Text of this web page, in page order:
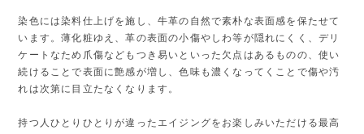
染色には染料仕上げを施し、牛革の自然で素朴な表面感を保たせて
います。薄化粧ゆえ、革の表面の小傷やしわ等が隠れにくく、デリ
ケートなため爪傷などもつき易いといった欠点はあるものの、使い
続けることで表面に艶感が増し、色味も濃くなってくことで傷や汚
れは次第に目立たなくなります。
持つ人ひとりひとりが違ったエイジングをお楽しみいただける最高